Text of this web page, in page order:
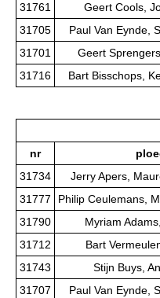
31761
Geert Cools,
31705
Paul Van Eynde,
31701
Geert
31716
Bart Bisschops,
nr
31734
Jerry Apers,
31777
Philip Ceulemans,
31790
Myriam
31712
Bart
31743
Stijn Buys,
31707
Paul Van Eynde,